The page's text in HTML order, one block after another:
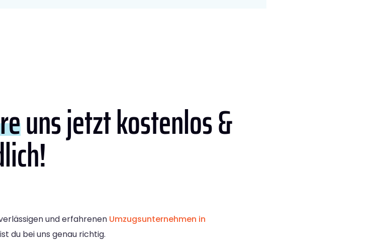
uns jetzt kostenlos &
und erfahrenen Umzugsunternehmen in
du bei uns genau richtig.